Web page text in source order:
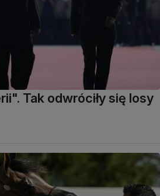
Tak odwróciły się losy